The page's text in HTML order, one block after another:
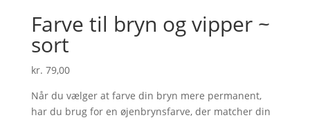
Farve til bryn og vipper ~
sort
kr. 79,00
Når du vælger at farve din bryn mere permanent,
har du brug for en øjenbrynsfarve, der matcher din